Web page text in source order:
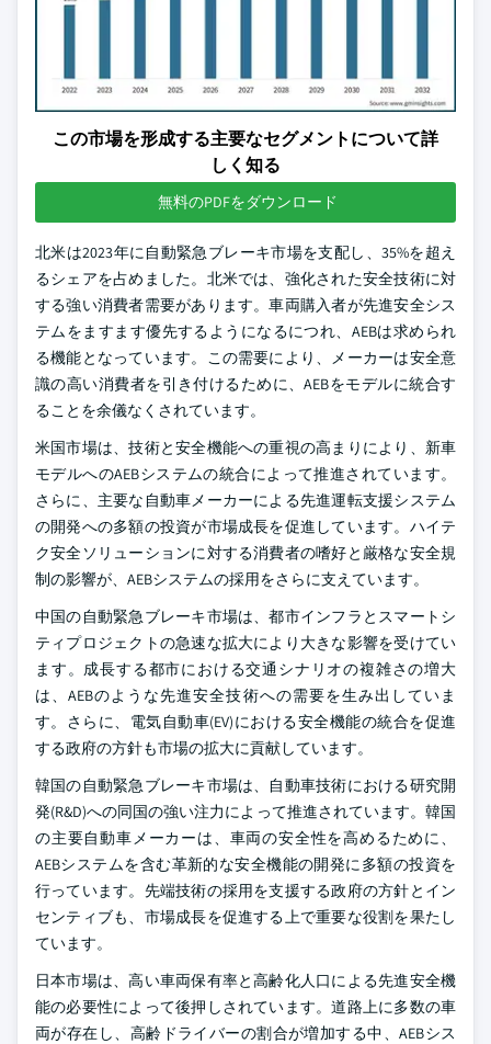
この市場を形成する主要なセグメントについて詳
しく知る
無料のPDFをダウンロード
北米は2023年に自動緊急ブレーキ市場を支配し、35%を超え
るシェアを占めました。北米では、強化された安全技術に対
する強い消費者需要があります。車両購入者が先進安全シス
テムをますます優先するようになるにつれ、AEBは求められ
る機能となっています。この需要により、メーカーは安全意
識の高い消費者を引き付けるために、AEBをモデルに統合す
ることを余儀なくされています。
米国市場は、技術と安全機能への重視の高まりにより、新車
モデルへのAEBシステムの統合によって推進されています。
さらに、主要な自動車メーカーによる先進運転支援システム
の開発への多額の投資が市場成長を促進しています。ハイテ
ク安全ソリューションに対する消費者の嗜好と厳格な安全規
制の影響が、AEBシステムの採用をさらに支えています。
中国の自動緊急ブレーキ市場は、都市インフラとスマートシ
ティプロジェクトの急速な拡大により大きな影響を受けてい
ます。成長する都市における交通シナリオの複雑さの増大
は、AEBのような先進安全技術への需要を生み出していま
す。さらに、電気自動車(EV)における安全機能の統合を促進
する政府の方針も市場の拡大に貢献しています。
韓国の自動緊急ブレーキ市場は、自動車技術における研究開
発(R&D)への同国の強い注力によって推進されています。韓国
の主要自動車メーカーは、車両の安全性を高めるために、
AEBシステムを含む革新的な安全機能の開発に多額の投資を
行っています。先端技術の採用を支援する政府の方針とイン
センティブも、市場成長を促進する上で重要な役割を果たし
ています。
日本市場は、高い車両保有率と高齢化人口による先進安全機
能の必要性によって後押しされています。道路上に多数の車
両が存在し、高齢ドライバーの割合が増加する中、AEBシス